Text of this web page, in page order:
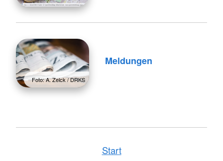
Foto: A. Zelck / DRKS
Meldungen
Start